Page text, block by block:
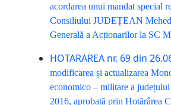
acordarea unui mandat special
Consiliului JUDEȚEAN
Generală a Acționarilor la SC
HOTARAREA nr. 69 din
modificarea și actualizarea
economico – militare a
2016, aprobată prin Hotărârea